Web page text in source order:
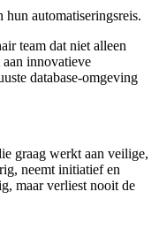
hun automatiseringsreis.
team dat niet alleen
innovatieve
database-omgeving
graag werkt aan veilige,
neemt initiatief en
maar verliest nooit de